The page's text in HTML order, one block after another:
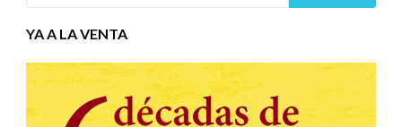
YA A LA VENTA